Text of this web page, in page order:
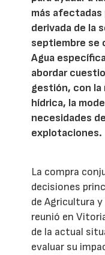
más afectadas
derivada de la
septiembre se
Agua
abordar
gestión, con la
hídrica, la
necesidades
explotaciones.
La compra
decisiones
de Agricultura
reunió en
de la actual
evaluar su